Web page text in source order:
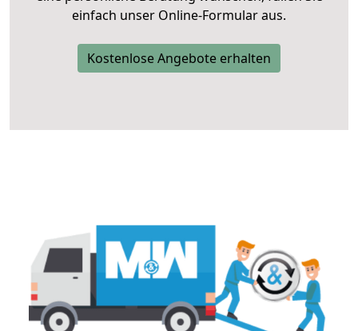
einfach unser Online-Formular aus.
Kostenlose Angebote erhalten